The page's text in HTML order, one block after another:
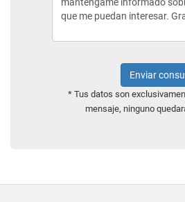
Enviar
* Tus datos son
mensaje, ninguno